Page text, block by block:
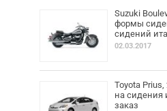
Suzuki
формы
сидений
02.03.2017
Toyota
на сидения
заказ